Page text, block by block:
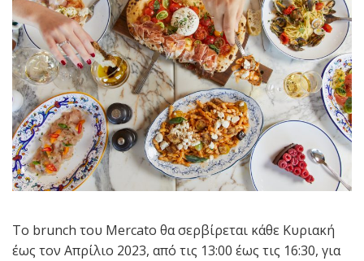
Το brunch του Mercato θα σερβίρεται κάθε Κυριακή
έως τον Απρίλιο 2023, από τις 13:00 έως τις 16:30, για